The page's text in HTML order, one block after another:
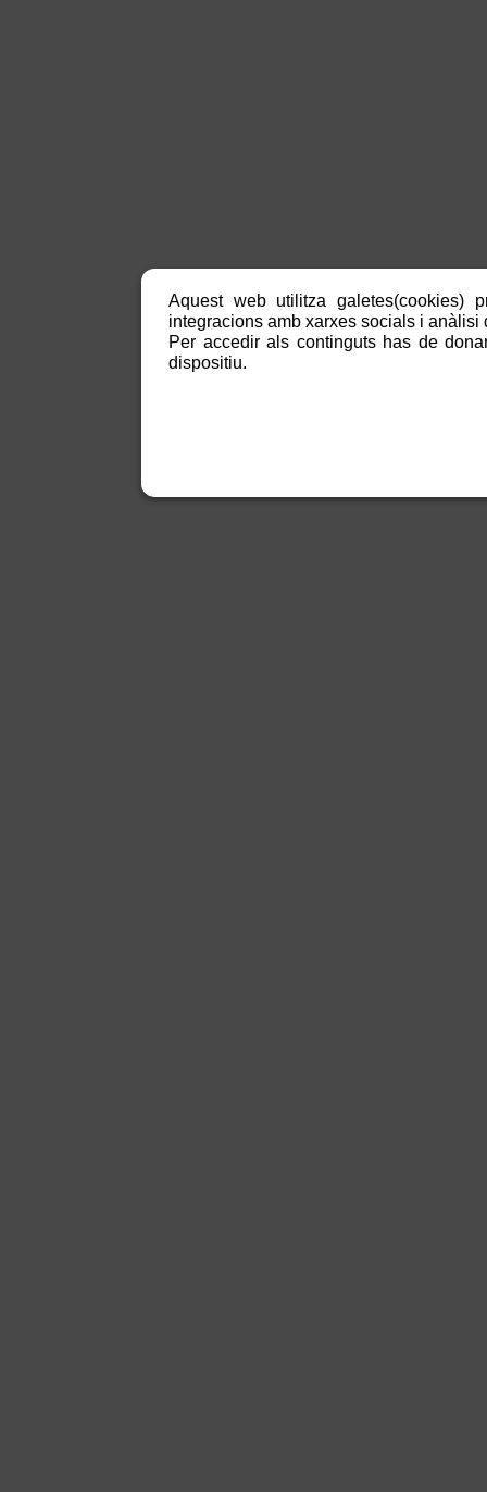
Aquest web utilitza galetes(cookies)
integracions amb xarxes socials i anàlisi
Per accedir als continguts has de
dispositiu.